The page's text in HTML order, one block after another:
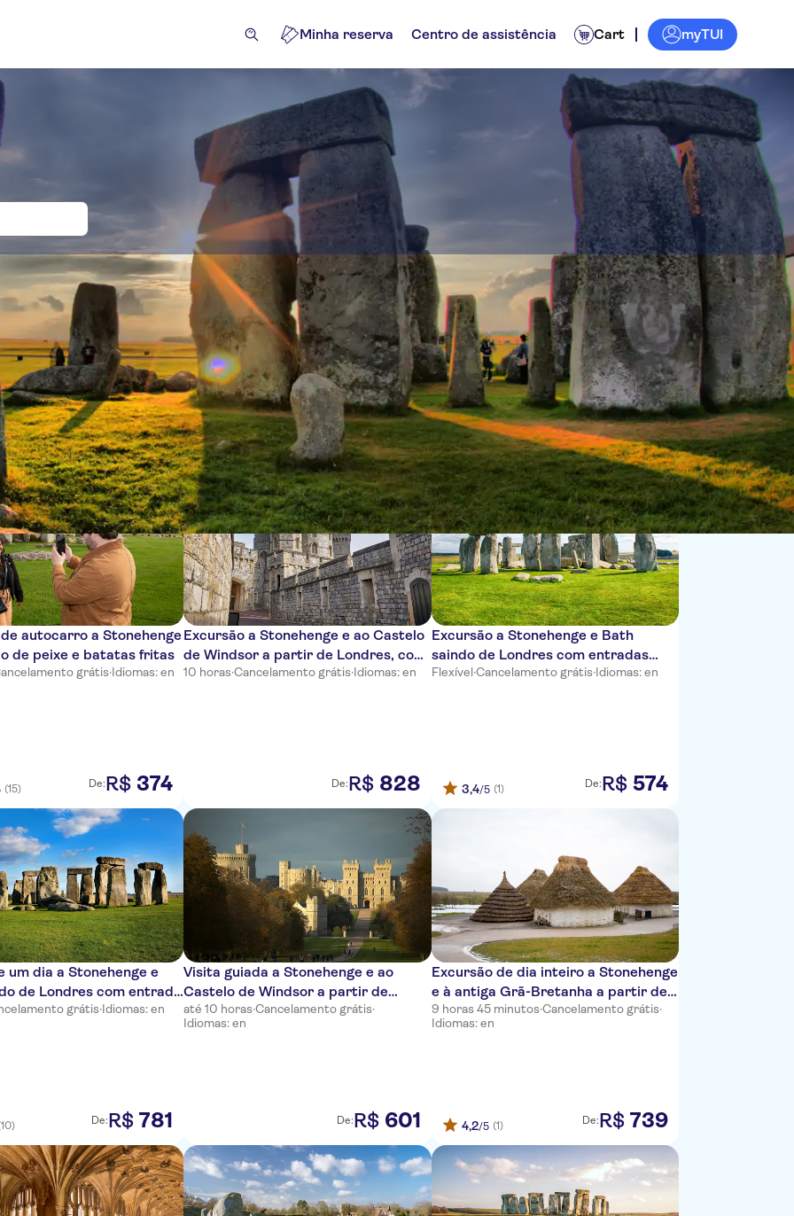
Minha reserva Centro de assistência Cart myTUI
bilhetes para Stonehenge
e passeios de um dia Atividades Atrações e visitas guiadas Experiências para os locais
Ordenar por:
autocarro a Stonehenge
de peixe e batatas fritas
grátis·Idiomas: en
(15) De:R$ 374
Excursão a Stonehenge e ao Castelo
de Windsor a partir de Londres, com
entrada incluída
10 horas·Cancelamento grátis·Idiomas: en
De:R$ 828
Excursão a Stonehenge e Bath
saindo de Londres com entradas
opcionais para o sítio arqueológico
Flexível·Cancelamento grátis·Idiomas: en
3,4/5 (1) De:R$ 574
um dia a Stonehenge e
de Londres com entrada
os Banhos Romanos
grátis·Idiomas: en
De:R$ 781
Visita guiada a Stonehenge e ao
Castelo de Windsor a partir de
Londres
até 10 horas·Cancelamento grátis·
Idiomas: en
De:R$ 601
Excursão de dia inteiro a Stonehenge
e à antiga Grã-Bretanha a partir de
Londres
9 horas 45 minutos·Cancelamento grátis·
Idiomas: en
4,2/5 (1) De:R$ 739